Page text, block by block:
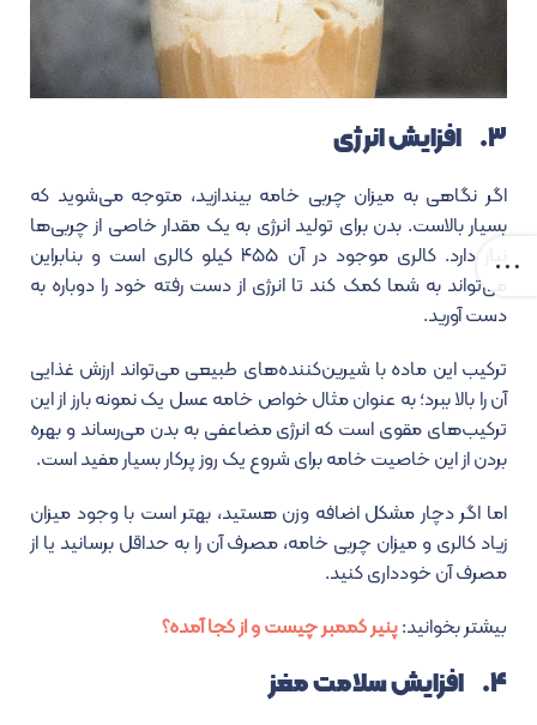
۳. افزایش انرژی
اگر نگاهی به میزان چربی خامه بیندازید، متوجه می‌شوید که
بسیار بالاست. بدن برای تولید انرژی به یک مقدار خاصی از چربی‌ها
نیاز دارد. کالری موجود در آن ۴۵۵ کیلو کالری است و بنابراین
می‌تواند به شما کمک کند تا انرژی از دست رفته خود را دوباره به
دست آورید.
ترکیب این ماده با شیرین‌کننده‌های طبیعی می‌تواند ارزش غذایی
آن را بالا ببرد؛ به عنوان مثال خواص خامه عسل یک نمونه بارز از این
ترکیب‌های مقوی است که انرژی مضاعفی به بدن می‌رساند و بهره
بردن از این خاصیت خامه برای شروع یک روز پرکار بسیار مفید است.
اما اگر دچار مشکل اضافه وزن هستید، بهتر است با وجود میزان
زیاد کالری و میزان چربی خامه، مصرف آن را به حداقل برسانید یا از
مصرف آن خودداری کنید.
بیشتر بخوانید:پنیر کممبر چیست و از کجا آمده؟
۴. افزایش سلامت مغز